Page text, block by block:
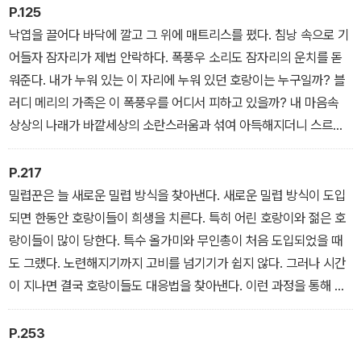
녀의 죽음까지 목격하리라고는, 나는 상상도 하지 못했다.
P.125
낙엽을 끌어다 바닥에 깔고 그 위에 매트리스를 폈다. 침낭 속으로 기
어들자 잠자리가 제법 안락하다. 폭풍우 소리도 잠자리의 운치를 돋
워준다. 내가 누워 있는 이 자리에 누워 있던 호랑이는 누구일까? 블
러디 메리의 가족은 이 폭풍우를 어디서 피하고 있을까? 내 마음속
상상의 나래가 바깥세상의 소란스러움과 섞여 아득해지더니 스르르
잠이 들었다.
P.217
밀렵꾼은 늘 새로운 밀렵 방식을 찾아낸다. 새로운 밀렵 방식이 도입
되면 한동안 호랑이들이 희생을 치른다. 특히 어린 호랑이와 젊은 호
랑이들이 많이 당한다. 특수 올가미와 무인총이 처음 도입되었을 때
도 그랬다. 노련해지기까지 고비를 넘기기가 쉽지 않다. 그러나 시간
이 지나면 결국 호랑이들도 대응법을 찾아낸다. 이런 과정을 통해 인
간에 대한 종족방어 수단을 습성화시키고 진화시킨다. 우수리 숲에서
의 도전과 응전, 인간과 호랑이 사이의 냉혹한 생존투쟁은 지금도 계
P.253